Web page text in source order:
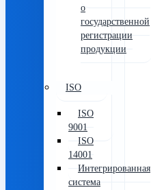
о
государственной
регистрации
продукции
ISO
ISO
9001
ISO
14001
Интегрированная
система